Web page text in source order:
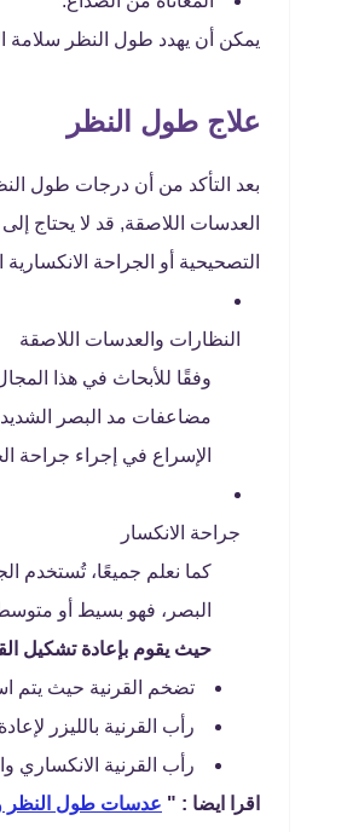
يمكن أن يهدد طول النظر سلامة
علاج طول النظر
بعد التأكد من أن درجات طول
العدسات اللاصقة, قد لا يحتاج
التصحيحية أو الجراحة الانكسارية
النظارات والعدسات اللاصقة
وفقًا للأبحاث في هذا
مضاعفات مد البصر
الإسراع في إجراء جراحة
جراحة الانكسار
كما نعلم جميعًا، تُستخدم
البصر، فهو بسيط أو
حيث يقوم بإعادة تشكيل
تضخم القرنية حيث يتم
رأب القرنية بالليزر
رأب القرنية الانكساري
اقرا ايضا : " عدسات طول النظر